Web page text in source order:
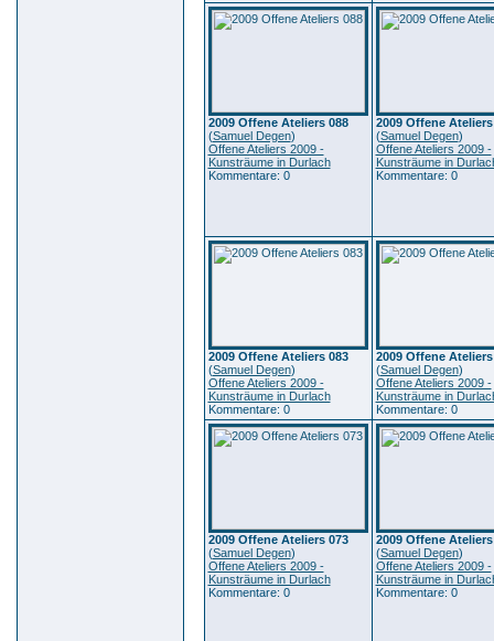
2009 Offene Ateliers 088
(Samuel Degen)
Offene Ateliers 2009 -
Kunsträume in Durlach
Kommentare: 0
2009 Offene Ateliers
(Samuel Degen)
Offene Ateliers 2009 -
Kunsträume in
Kommentare: 0
2009 Offene Ateliers 083
(Samuel Degen)
Offene Ateliers 2009 -
Kunsträume in Durlach
Kommentare: 0
2009 Offene Ateliers
(Samuel Degen)
Offene Ateliers 2009 -
Kunsträume in
Kommentare: 0
2009 Offene Ateliers 073
(Samuel Degen)
Offene Ateliers 2009 -
Kunsträume in Durlach
Kommentare: 0
2009 Offene Ateliers
(Samuel Degen)
Offene Ateliers 2009 -
Kunsträume in
Kommentare: 0